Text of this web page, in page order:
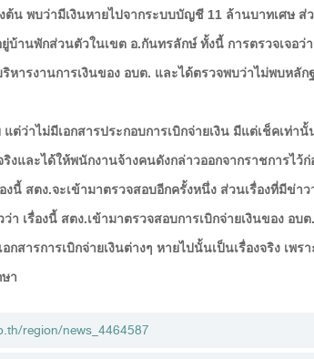
ต้น พบว่ามีเงินหายไปจากระบบบัญชี 11 ล้านบาทเศษ
านพักส่วนตัวในเขต อ.กันทรลักษ์ ทั้งนี้ การตรวจเจอว่
หารงานการเงินของ อบต. และได้ตรวจพบว่าไม่พบหลัก
แต่ว่าไม่มีเอกสารประกอบการเบิกจ่ายเงิน มีแต่เช็คเท่
งและได้ให้พนักงานจ้างคนดังกล่าวออกจากราชการไว้
งนี้ สตง.จะเข้ามาตรวจสอบอีกครั้งหนึ่ง ส่วนเรื่องที่มีข่า
า เรื่องนี้ สตง.เข้ามาตรวจสอบการเบิกจ่ายเงินของ อ
สารการเบิกจ่ายเงินต่างๆ หายไปนั้นเป็นเรื่องจริง เพ
า
region/news_4464587